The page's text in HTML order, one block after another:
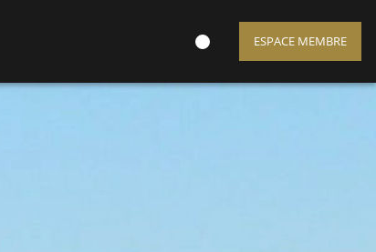
ESPACE MEMBRE